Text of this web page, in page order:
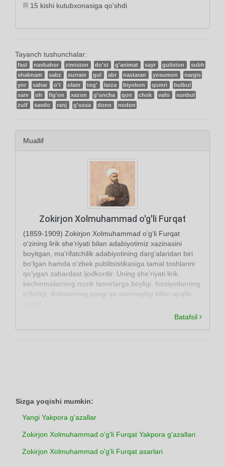
15 kishi kutubxonasiga qo'shdi
Tayanch tushunchalar:
fasl navbahor zimiston do'st g'animat sayr guliston
subh
shabnam
sabz xurram gul abr nastaran yosumon
nargis
yor
sahar o't olam tog' larza biyobon qumri
bulbul
sarv
oh fig'on xazon g'uncha qon chok vafo
sunbul
zulf
savdo ranj g'ussa dono nodon
Muallif
Zokirjon Xolmuhammad o'g'li Furqat
(1859-1909) Zokirjon Xolmuhammad o‘g‘li Furqat
o‘zining lirik she’riyati bilan adabiyotimiz xazinasini
boyitgan, ma’rifatchilik adabiyotining darg‘alaridan biri
bo‘lgan hamda o‘zbek publitsistikasiga tamal toshlarini
qo‘ygan zabardast ijodkordir. Uning she'riyati lirik
kechinmalarning nozik tasvirlarga boyligi, hissiyotlarning
o‘tkirligi, ifodalarning yangi va samimiyligi bilan ajralib
Batafsil
Sizga yoqishi mumkin:
Yangi Yakpora g'azallar
Zokirjon Xolmuhammad o'g'li Furqat Yakpora g'azallari
Zokirjon Xolmuhammad o'g'li Furqat asarlari